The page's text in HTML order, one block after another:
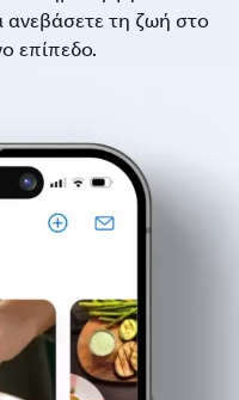
τη ζωή στο
επίπεδο.